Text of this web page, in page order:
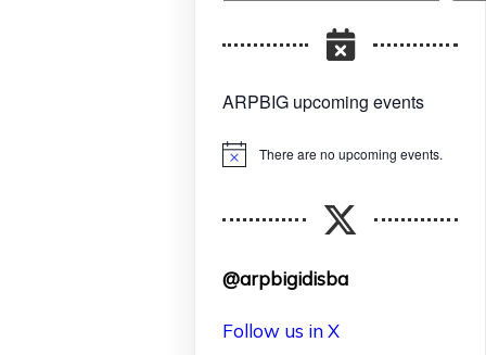
ARPBIG upcoming events
Notice There are no upcoming events.
@arpbigidisba
Follow us in X